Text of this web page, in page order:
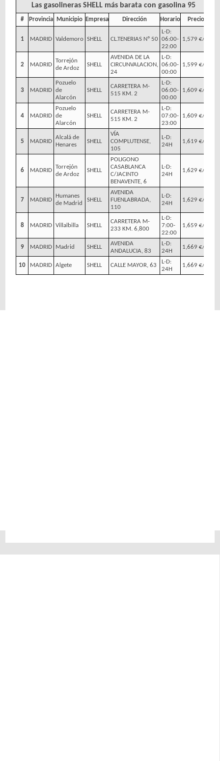
Las gasolineras SHELL más barata con gasolina 95
# Provincia Municipio Empresa Dirección Horario Precio
1 MADRID Valdemoro SHELL CL.TENERIAS Nº 50
L-D:
06:00-
22:00
1,579 €/l
2 MADRID
Torrejón
de Ardoz
SHELL
AVENIDA DE LA
CIRCUNVALACION,
24
L-D:
06:00-
00:00
1,599 €/l
3 MADRID
Pozuelo
de
Alarcón
SHELL
CARRETERA M-
515 KM. 2
L-D:
06:00-
00:00
1,609 €/l
4 MADRID
Pozuelo
de
Alarcón
SHELL
CARRETERA M-
515 KM. 2
L-D:
07:00-
23:00
1,609 €/l
5 MADRID
Alcalá de
Henares
SHELL
VÍA
COMPLUTENSE,
105
L-D:
24H
1,619 €/l
6 MADRID
Torrejón
de Ardoz
SHELL
POLIGONO
CASABLANCA
C/JACINTO
BENAVENTE, 6
L-D:
24H
1,629 €/l
7 MADRID
Humanes
de Madrid
SHELL
AVENIDA
FUENLABRADA,
110
L-D:
24H
1,629 €/l
8 MADRID Villalbilla SHELL
CARRETERA M-
233 KM. 6,800
L-D:
7:00-
22:00
1,659 €/l
9 MADRID Madrid SHELL
AVENIDA
ANDALUCIA, 83
L-D:
24H
1,669 €/l
10 MADRID Algete SHELL CALLE MAYOR, 63
L-D:
24H
1,669 €/l